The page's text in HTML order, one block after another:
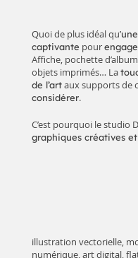
C’est pourquoi le studio
graphiques créatives
illustration vectorielle,
numérique, art digital,
Quoi de plus idéal qu’une
captivante pour
Affiche, pochette
objets imprimés… La
de l’artaux supports de
considérer.